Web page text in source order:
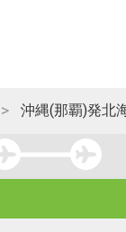
沖縄(那覇)発北